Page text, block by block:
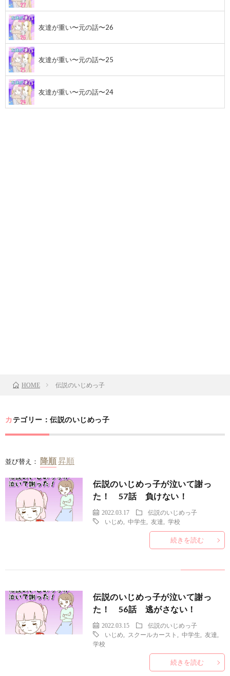
友達が重い〜元の話〜26
友達が重い〜元の話〜25
友達が重い〜元の話〜24
HOME 伝説のいじめっ子
カテゴリー：伝説のいじめっ子
並び替え：
伝説のいじめっ子が泣いて謝っ
た！ 57話 負けない！
2022.03.17
伝説のいじめっ子
いじめ
,中学生 友達 ,学校
続きを読む
伝説のいじめっ子が泣いて謝っ
た！ 56話 逃がさない！
2022.03.15
伝説のいじめっ子
いじめ
スクールカースト ,中学生 友達
学校
続きを読む